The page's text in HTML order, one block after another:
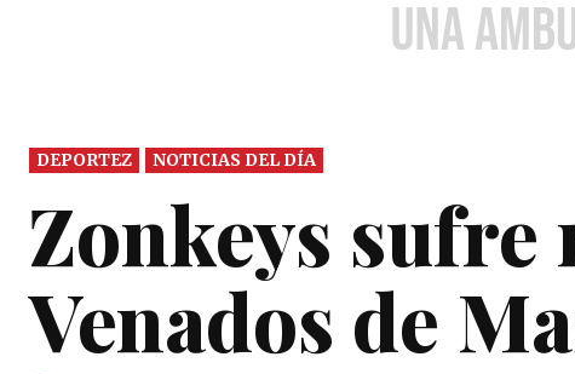
DEPORTEZ NOTICIAS DEL DÍA
Zonkeys sufre
Venados de